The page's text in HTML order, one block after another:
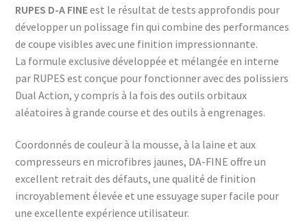
RUPES D-A FINEest le résultat de tests approfondis pour
développer un polissage fin qui combine des performances
de coupe visibles avec une finition impressionnante.
La formule exclusive développée et mélangée en interne
par RUPES est conçue pour fonctionner avec des polissiers
Dual Action, y compris à la fois des outils orbitaux
aléatoires à grande course et des outils à engrenages.
Coordonnés de couleur à la mousse, à la laine et aux
compresseurs en microfibres jaunes, DA-FINE offre un
excellent retrait des défauts, une qualité de finition
incroyablement élevée et une essuyage super facile pour
une excellente expérience utilisateur.